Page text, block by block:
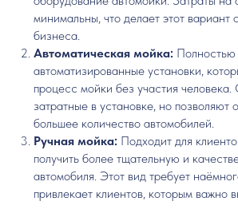
минимальны, что делает этот вариант
бизнеса.
Автоматическая мойка: Полностью
автоматизированные установки,
процесс мойки без участия
затратные в установке, но позволяют
большее количество автомобилей.
Ручная мойка: Подходит для
получить более тщательную и
автомобиля. Этот вид требует
привлекает клиентов, которым важно